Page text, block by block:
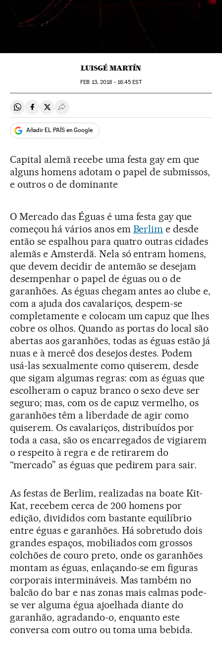
LUISGÉ MARTÍN
FEB 13, 2018 - 16:45 EST
Compartir en Whatsapp
Compartir en Facebook
Compartir en Twitter
Desplegar Redes Sociales
Añadir EL PAÍS en Google
Capital alemã recebe uma festa gay em que
alguns homens adotam o papel de submissos,
e outros o de dominante
O Mercado das Éguas é uma festa gay que
começou há vários anos em Berlim e desde
então se espalhou para quatro outras cidades
alemãs e Amsterdã. Nela só entram homens,
que devem decidir de antemão se desejam
desempenhar o papel de éguas ou o de
garanhões. As éguas chegam antes ao clube e,
com a ajuda dos cavalariços, despem-se
completamente e colocam um capuz que lhes
cobre os olhos. Quando as portas do local são
abertas aos garanhões, todas as éguas estão já
nuas e à mercê dos desejos destes. Podem
usá-las sexualmente como quiserem, desde
que sigam algumas regras: com as éguas que
escolheram o capuz branco o sexo deve ser
seguro; mas, com os de capuz vermelho, os
garanhões têm a liberdade de agir como
quiserem. Os cavalariços, distribuídos por
toda a casa, são os encarregados de vigiarem
o respeito à regra e de retirarem do
“mercado” as éguas que pedirem para sair.
As festas de Berlim, realizadas na boate Kit-
Kat, recebem cerca de 200 homens por
edição, divididos com bastante equilíbrio
entre éguas e garanhões. Há sobretudo dois
grandes espaços, mobiliados com grossos
colchões de couro preto, onde os garanhões
montam as éguas, enlaçando-se em figuras
corporais intermináveis. Mas também no
balcão do bar e nas zonas mais calmas pode-
se ver alguma égua ajoelhada diante do
garanhão, agradando-o, enquanto este
conversa com outro ou toma uma bebida.